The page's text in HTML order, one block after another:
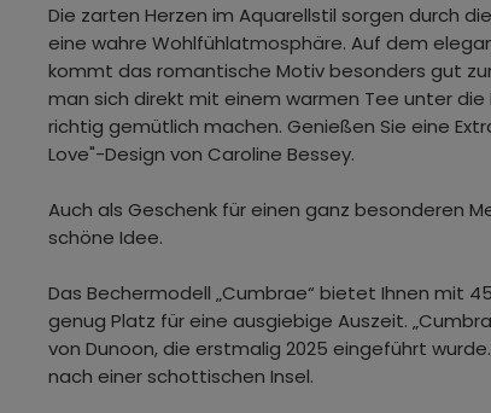
Die zarten Herzen im Aquarellstil sorgen durch
eine wahre Wohlfühlatmosphäre. Auf dem
kommt das romantische Motiv besonders gut
man sich direkt mit einem warmen Tee unter die
richtig gemütlich machen. Genießen Sie eine
Love"-Design von Caroline Bessey.
Auch als Geschenk für einen ganz besonderen
schöne Idee.
Das Bechermodell „Cumbrae“ bietet Ihnen mit
genug Platz für eine ausgiebige Auszeit.
von Dunoon, die erstmalig 2025 eingeführt
nach einer schottischen Insel.